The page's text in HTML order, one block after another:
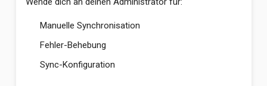
Manuelle Synchronisation
Fehler-Behebung
Sync-Konfiguration